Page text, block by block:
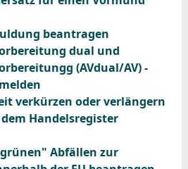
beantragen
dual und
(AVdual/AV) -
verkürzen oder verlängern
Handelsregister
Abfällen zur